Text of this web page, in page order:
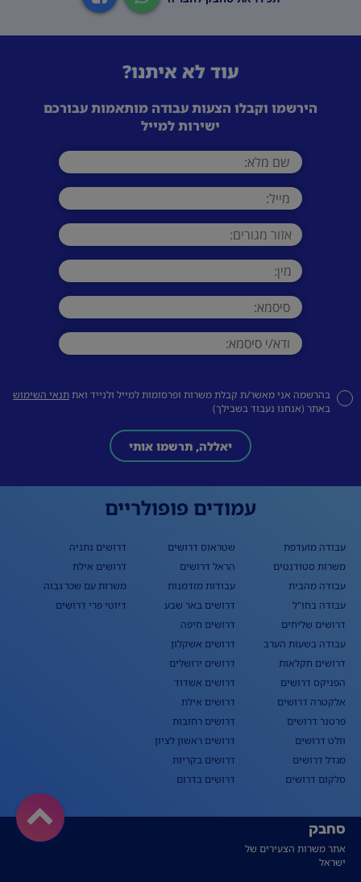
עוד לא איתנו?
הירשמו וקבלו הצעות עבודה מותאמות עבורכם
ישירות למייל
בהרשמה אני מאשר/ת קבלת משרות ופרסומות למייל ולנייד ואתתנאי השימוש
באתר (אנחנו נעבוד בשבילך)
יאללה, תרשמו אותי
עמודים פופולריים
עבודה מועדפת
משרות סטודנטים
עבודה מהבית
עבודה בחו"ל
דרושים שליחים
עבודה בשעות הערב
דרושים חקלאות
הפניקס דרושים
אלקטרה דרושים
פרטנר דרושים
וולט דרושים
מגדל דרושים
סלקום דרושים
שטראוס דרושים
הראל דרושים
עבודות מזדמנות
דרושים באר שבע
דרושים חיפה
דרושים אשקלון
דרושים ירושלים
דרושים אשדוד
דרושים אילת
דרושים רחובות
דרושים ראשון לציון
דרושים בקריות
דרושים בדרום
דרושים נתניה
דרושים אילת
משרות עם שכר גבוה
דיוטי פרי דרושים
סחבק
אתר משרות הצעירים של
ישראל